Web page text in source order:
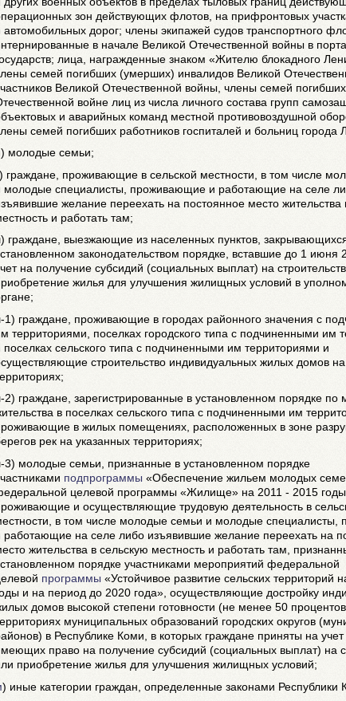
зон действующих флотов, на прифронтовых
автомобильных дорог; члены экипажей судов транспортного
в начале Великой Отечественной войны в
лица, награжденные знаком «Жителю блокадного
семей погибших (умерших) инвалидов Великой
Великой Отечественной войны, члены семей
войне лиц из числа личного состава групп
и аварийных команд местной противовоздушной
семей погибших работников госпиталей и больниц города
молодые семьи;
граждане, проживающие в сельской местности, в том числе
молодые специалисты, проживающие и работающие на селе
желание переехать на постоянное место жительства
и работать там;
граждане, выезжающие из населенных пунктов,
законодательством порядке, вставшие до 1 июня
на получение субсидий (социальных выплат) на
жилья для улучшения жилищных условий в
1) граждане, проживающие в городах районного значения с
территориями, поселках городского типа с подчиненными им
поселках сельского типа с подчиненными им территориями и
строительство индивидуальных жилых домов
2) граждане, зарегистрированные в установленном порядке по
в поселках сельского типа с подчиненными им
в жилых помещениях, расположенных в зоне
рек на указанных территориях;
3) молодые семьи, признанные в установленном порядке
подпрограммы «Обеспечение жильем молодых
целевой программы «Жилище» на 2011 - 2015
и осуществляющие трудовую деятельность в
в том числе молодые семьи и молодые
работающие на селе либо изъявившие желание переехать на
жительства в сельскую местность и работать там,
порядке участниками мероприятий федеральной
программы «Устойчивое развитие сельских территорий
и на период до 2020 года», осуществляющие достройку
домов высокой степени готовности (не менее 50
муниципальных образований городских округов
в Республике Коми, в которых граждане приняты на учет
право на получение субсидий (социальных выплат) на
приобретение жилья для улучшения жилищных условий;
) иные категории граждан, определенные законами Республики